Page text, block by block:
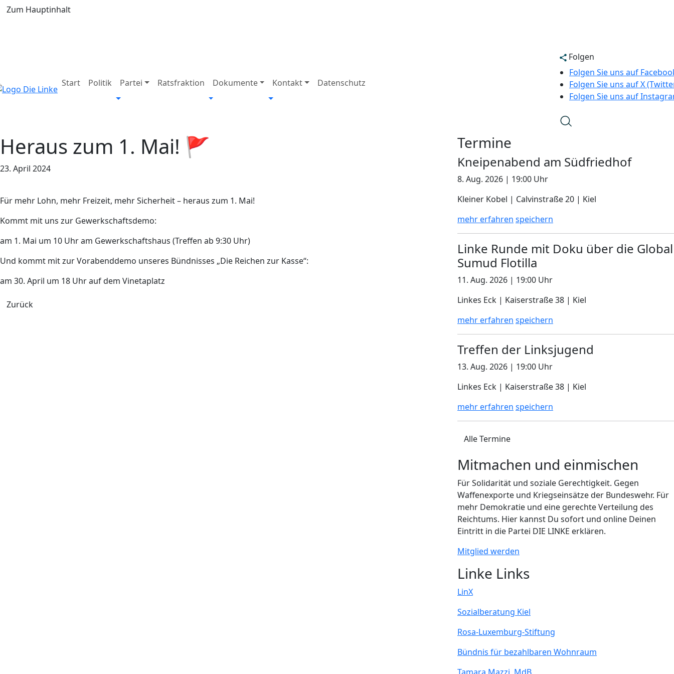
Zum Hauptinhalt
Start Politik Partei Ratsfraktion Dokumente Kontakt Datenschutz
Folgen
Folgen Sie uns auf
Folgen Sie uns auf X
Folgen Sie uns auf
Heraus zum 1. Mai! 🚩
23. April 2024
Für mehr Lohn, mehr Frei­zeit, mehr Si­cher­heit – heraus zum 1. Mai!
Kommt mit uns zur Gewerkschaftsdemo:
am 1. Mai um 10 Uhr am Gewerkschaftshaus (Treffen ab 9:30 Uhr)
Und kommt mit zur Vorabenddemo unseres Bündnisses „Die Reichen zur Kasse“:
am 30. April um 18 Uhr auf dem Vinetaplatz
Zurück
Termine
Kneipenabend am Südfriedhof
8. Aug. 2026 | 19:00 Uhr
Kleiner Kobel | Calvinstraße 20 | Kiel
mehr erfahren speichern
Linke Runde mit Doku über die Global
Sumud Flotilla
11. Aug. 2026 | 19:00 Uhr
Linkes Eck | Kaiserstraße 38 | Kiel
mehr erfahren speichern
Treffen der Linksjugend
13. Aug. 2026 | 19:00 Uhr
Linkes Eck | Kaiserstraße 38 | Kiel
mehr erfahren speichern
Alle Termine
Mitmachen und einmischen
Für Solidarität und soziale Gerechtigkeit. Gegen
Waffenexporte und Kriegseinsätze der Bundeswehr. Für
mehr Demokratie und eine gerechte Verteilung des
Reichtums. Hier kannst Du sofort und online Deinen
Eintritt in die Partei DIE LINKE erklären.
Mitglied werden
Linke Links
LinX
Sozialberatung Kiel
Rosa-Luxemburg-Stiftung
Bündnis für bezahlbaren Wohnraum